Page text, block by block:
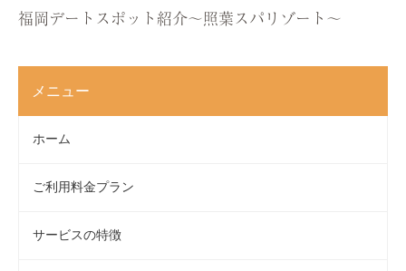
福岡デートスポット紹介〜照葉スパリゾート〜
メニュー
ホーム
ご利用料金プラン
サービスの特徴